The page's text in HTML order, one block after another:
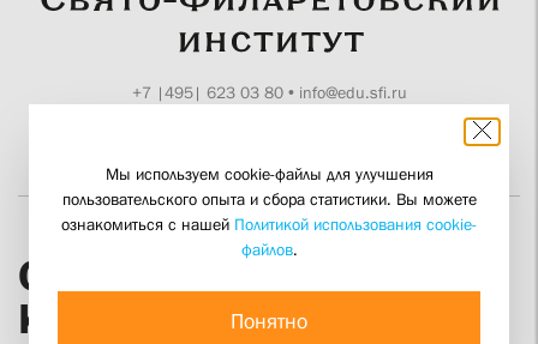
+7 |495| 623 03 80• info@edu.sfi.ru
Священник Георгий
Кочетков
Мы используем cookie-файлы для улучшения
пользовательского опыта и сбора статистики. Вы можете
ознакомиться с нашей Политикой использования cookie-
файлов.
Понятно